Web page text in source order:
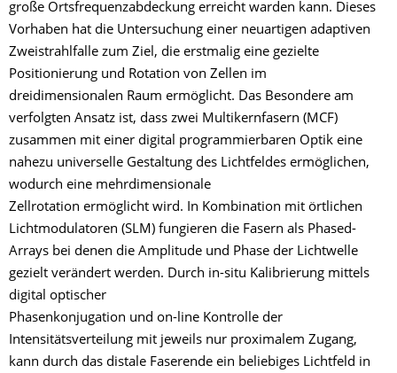
große Ortsfrequenzabdeckung erreicht warden kann. Dieses
Vorhaben hat die Untersuchung einer neuartigen adaptiven
Zweistrahlfalle zum Ziel, die erstmalig eine gezielte
Positionierung und Rotation von Zellen im
dreidimensionalen Raum ermöglicht. Das Besondere am
verfolgten Ansatz ist, dass zwei Multikernfasern (MCF)
zusammen mit einer digital programmierbaren Optik eine
nahezu universelle Gestaltung des Lichtfeldes ermöglichen,
wodurch eine mehrdimensionale
Zellrotation ermöglicht wird. In Kombination mit örtlichen
Lichtmodulatoren (SLM) fungieren die Fasern als Phased-
Arrays bei denen die Amplitude und Phase der Lichtwelle
gezielt verändert werden. Durch in-situ Kalibrierung mittels
digital optischer
Phasenkonjugation und on-line Kontrolle der
Intensitätsverteilung mit jeweils nur proximalem Zugang,
kann durch das distale Faserende ein beliebiges Lichtfeld in